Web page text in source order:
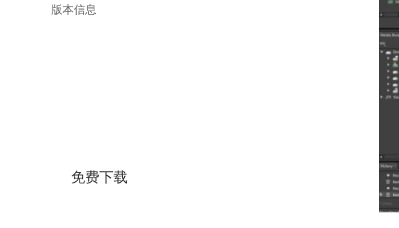
版本信息
免费下载